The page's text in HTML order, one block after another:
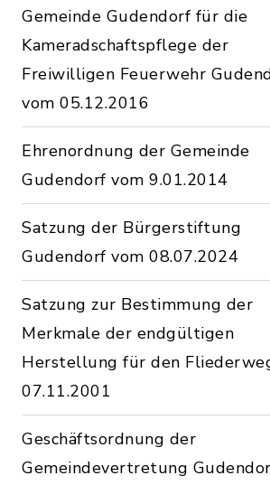
Gemeinde Gudendorf für die
Kameradschaftspflege der
Freiwilligen Feuerwehr
vom 05.12.2016
Ehrenordnung der Gemeinde
Gudendorf vom 9.01.2014
Satzung der Bürgerstiftung
Gudendorf vom 08.07.2024
Satzung zur Bestimmung der
Merkmale der endgültigen
Herstellung für den
07.11.2001
Geschäftsordnung der
Gemeindevertretung